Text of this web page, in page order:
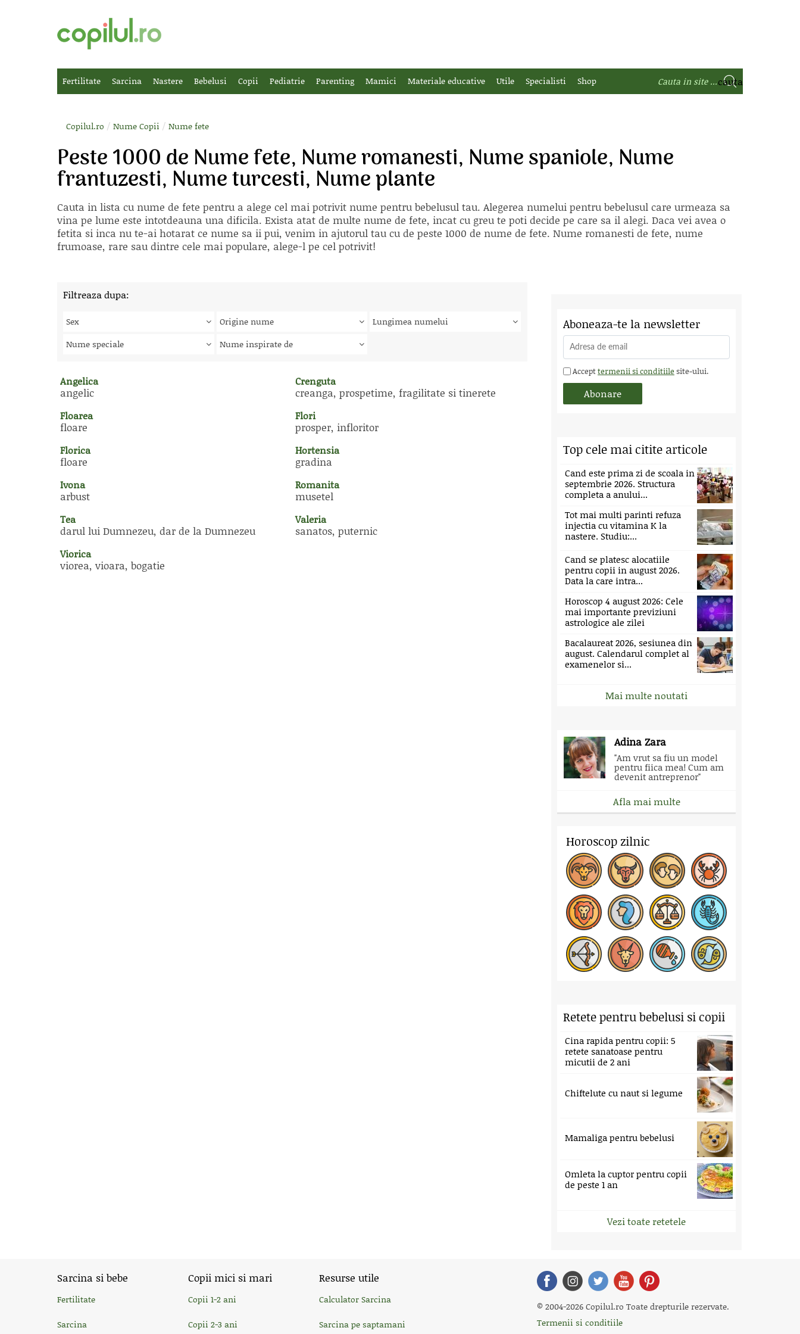
Fertilitate Sarcina Nastere Bebelusi Copii Pediatrie Parenting Mamici Materiale educative Utile Specialisti Shop
Copilul.ro / Nume Copii / Nume fete
Peste 1000 de Nume fete, Nume romanesti, Nume spaniole, Nume
frantuzesti, Nume turcesti, Nume plante
Cauta in lista cu nume de fete pentru a alege cel mai potrivit nume pentru bebelusul tau. Alegerea numelui pentru bebelusul care urmeaza sa
vina pe lume este intotdeauna una dificila. Exista atat de multe nume de fete, incat cu greu te poti decide pe care sa il alegi. Daca vei avea o
fetita si inca nu te-ai hotarat ce nume sa ii pui, venim in ajutorul tau cu de peste 1000 de nume de fete. Nume romanesti de fete, nume
frumoase, rare sau dintre cele mai populare, alege-l pe cel potrivit!
Filtreaza dupa:
Sex Origine nume
Lungimea numelui
Nume speciale
Nume inspirate de
Angelica
angelic
Crenguta
creanga, prospetime, fragilitate si tinerete
Floarea
floare
Flori
prosper, infloritor
Florica
floare
Hortensia
gradina
Ivona
arbust
Romanita
musetel
Tea
darul lui Dumnezeu, dar de la Dumnezeu
Valeria
sanatos, puternic
Viorica
viorea, vioara, bogatie
Aboneaza-te la newsletter
Accepttermenii si conditiile site-ului.
Top cele mai citite articole
Cand este prima zi de scoala in
septembrie 2026. Structura
completa a anului...
Tot mai multi parinti refuza
injectia cu vitamina K la
nastere. Studiu:...
Cand se platesc alocatiile
pentru copii in august 2026.
Data la care intra...
Horoscop 4 august 2026: Cele
mai importante previziuni
astrologice ale zilei
Bacalaureat 2026, sesiunea din
august. Calendarul complet al
examenelor si...
Mai multe noutati
Adina Zara
"Am vrut sa fiu un model
pentru fiica mea! Cum am
devenit antreprenor"
Afla mai multe
Horoscop zilnic
Retete pentru bebelusi si copii
Cina rapida pentru copii: 5
retete sanatoase pentru
micutii de 2 ani
Chiftelute cu naut si legume
Mamaliga pentru bebelusi
Omleta la cuptor pentru copii
de peste 1 an
Vezi toate retetele
Sarcina si bebe
Fertilitate
Sarcina
Copii mici si mari
Copii 1-2 ani
Copii 2-3 ani
Resurse utile
Calculator Sarcina
Sarcina pe saptamani
© 2004-2026 Copilul.ro Toate drepturile rezervate.
Termenii si conditiile